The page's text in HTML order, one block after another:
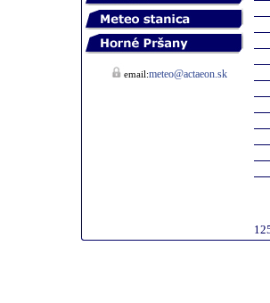
email:meteo@actaeon.sk